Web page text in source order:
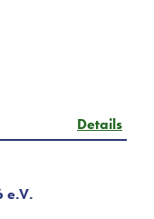
Details
e.V.